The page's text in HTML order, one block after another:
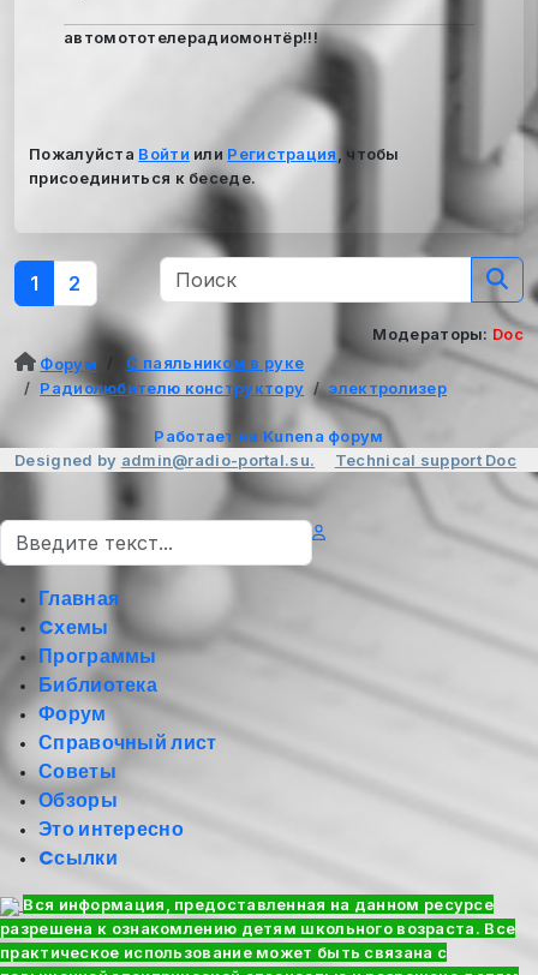
автомототелерадиомонтёр!!!
Пожалуйста Войти или Регистрация
, чтобы
присоединиться к беседе.
1 2
Модераторы: Doc
Форум
С паяльником в руке
Радиолюбителю конструктору
электролизер
Работает на Kunena форум
Designed by admin@radio-portal.su. Technical support Doc
Поиск
Главная
Cхемы
Программы
Библиотека
Форум
Справочный лист
Советы
Обзоры
Это интересно
Cсылки
Вся информация, предоставленная на данном ресурсе
разрешена к ознакомлению детям школьного возраста. Все
практическое использование может быть связана с